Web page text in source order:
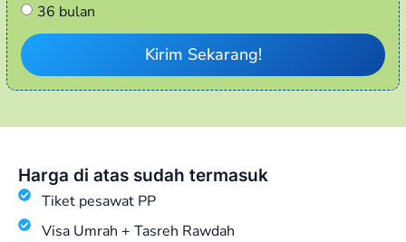
36 bulan
Kirim Sekarang!
Harga di atas sudah termasuk
Tiket pesawat PP
Visa Umrah + Tasreh Rawdah